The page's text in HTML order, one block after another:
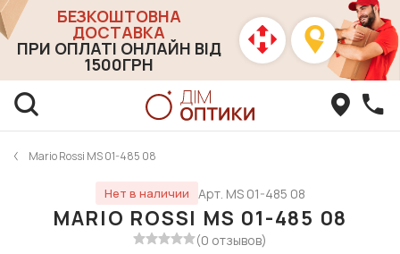
БЕЗКОШТОВНА
ДОСТАВКА
ПРИ ОПЛАТІ ОНЛАЙН ВІД
1500ГРН
Mario Rossi MS 01-485 08
Нет в наличии Арт. MS 01-485 08
MARIO ROSSI MS 01-485 08
(0 отзывов)